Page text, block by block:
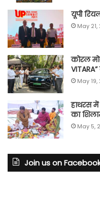
यूपी
May
कोरल
May
हाथरस
का
May 5,
Join us on